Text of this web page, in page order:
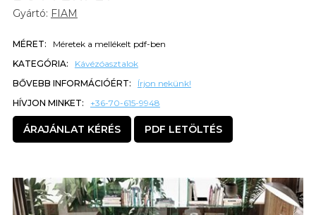
Gyártó: FIAM
MÉRET:
Méretek a mellékelt pdf-ben
KATEGÓRIA:
Kávézóasztalok
BŐVEBB INFORMÁCIÓÉRT:
Írjon nekünk!
HÍVJON MINKET:
+36-70-615-9948
ÁRAJÁNLAT KÉRÉS PDF LETÖLTÉS